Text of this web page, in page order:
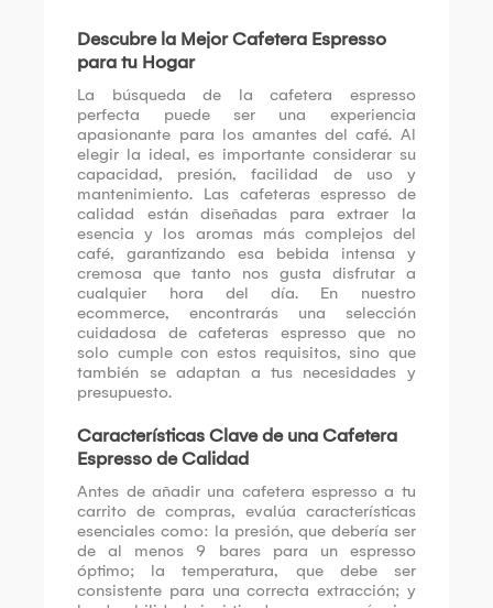
Descubre la Mejor Cafetera Espresso
para tu Hogar
La búsqueda de la cafetera espresso
perfecta puede ser una experiencia
apasionante para los amantes del café. Al
elegir la ideal, es importante considerar su
capacidad, presión, facilidad de uso y
mantenimiento. Las cafeteras espresso de
calidad están diseñadas para extraer la
esencia y los aromas más complejos del
café, garantizando esa bebida intensa y
cremosa que tanto nos gusta disfrutar a
cualquier hora del día. En nuestro
ecommerce, encontrarás una selección
cuidadosa de cafeteras espresso que no
solo cumple con estos requisitos, sino que
también se adaptan a tus necesidades y
presupuesto.
Características Clave de una Cafetera
Espresso de Calidad
Antes de añadir una cafetera espresso a tu
carrito de compras, evalúa características
esenciales como: la presión, que debería ser
de al menos 9 bares para un espresso
óptimo; la temperatura, que debe ser
consistente para una correcta extracción; y